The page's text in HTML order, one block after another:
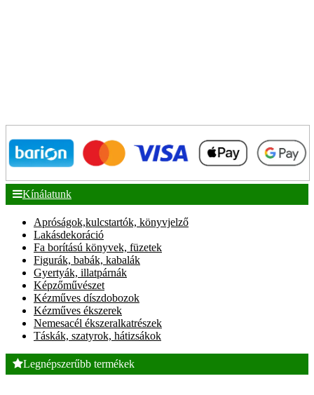
Kínálatunk
Apróságok,kulcstartók, könyvjelző
Lakásdekoráció
Fa borítású könyvek, füzetek
Figurák, babák, kabalák
Gyertyák, illatpárnák
Képzőművészet
Kézműves díszdobozok
Kézműves ékszerek
Nemesacél ékszeralkatrészek
Táskák, szatyrok, hátizsákok
Legnépszerűbb termékek